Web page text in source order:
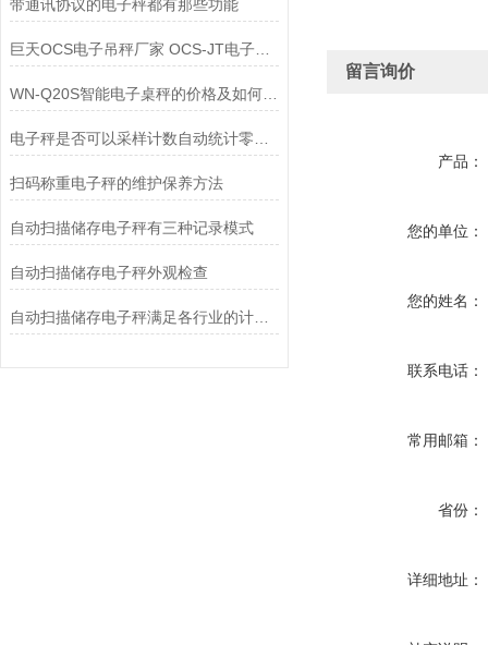
带通讯协议的电子秤都有那些功能
巨天OCS电子吊秤厂家 OCS-JT电子吊秤新款上市
WN-Q20S智能电子桌秤的价格及如何选购
扫码称重电子秤的维护保养方法
自动扫描储存电子秤有三种记录模式
自动扫描储存电子秤外观检查
自动扫描储存电子秤满足各行业的计量需求
留言询价
产品：
您的单位：
您的姓名：
联系电话：
常用邮箱：
省份：
详细地址：